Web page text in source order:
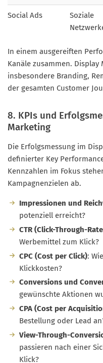
Social Ads
Soziale
In einem ausgereiften
Kanäle zusammen.
insbesondere Branding,
der gesamten Customer
8. KPIs und
Marketing
Die Erfolgsmessung im
definierter Key
Kennzahlen im Fokus
Kampagnenzielen ab.
Impressionen und
potenziell erreicht?
CTR (Click-Through-
Werbemittel zum Klick?
CPC (Cost per Click):
Klickkosten?
Conversions und
gewünschte Aktionen
CPA (Cost per
Bestellung oder Lead
View-Through-
passieren nach einer
Klick?